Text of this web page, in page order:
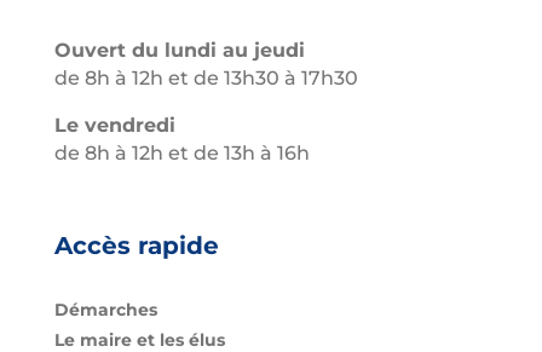
Ouvert du lundi au jeudi
de 8h à 12h et de 13h30 à 17h30
Le vendredi
de 8h à 12h et de 13h à 16h
Accès rapide
Démarches
Le maire et les élus